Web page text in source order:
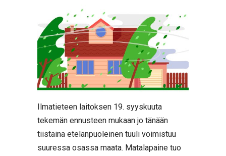
Ilmatieteen laitoksen 19. syyskuuta
tekemän ennusteen mukaan jo tänään
tiistaina etelänpuoleinen tuuli voimistuu
suuressa osassa maata. Matalapaine tuo